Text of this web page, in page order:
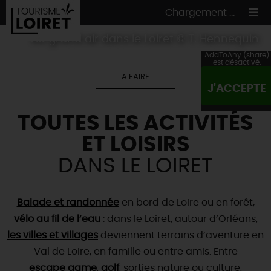
Chargement ...
VOSENVIES
LES INCONTOURNABLESMADE IN LOIRET
HÉBERGEMENTS
HÉBERGEMENTS
INSOLITES
CULTURE
NATURE
VILLES & VILLAGES
TOUTES LES VISITES
EN MODECIRCUITS& BALADES
TOUS ÀL'EAU !
EN MODE & AVENTURE
...ETAUSSI
Où manger
Maîtres restaurateurs
Nosmarchés
Artistes et Artisans d'Art
Nos spécialités du terroir et
producteurs
A NE PASRATER
Téléchargez le Guide de l'été 2026 🤽🌞
Avis de fraicheur ici pour éviter la chaleur 🥵
TOURISME &HANDICAP
A FAIRE
TOUTES LES ACTIVITÉS
ET LOISIRS
DANS LE LOIRET
Balade et randonnéeen bord de Loire ou en forêt,
vélo au fil de l’eau: dans le Loiret, autour d’Orléans,
les villes et villages deviennent terrains d’aventure en
Val de Loire, en famille ou entre amis. Entre
escape game, golf, sorties nature ou culture,
AddToAny (share)
est désactivé.
J'ACCEPTE